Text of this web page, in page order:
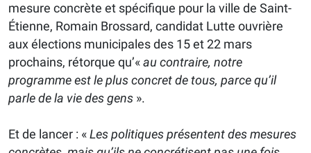
mesure concrète et spécifique pour la ville de Saint-
Étienne, Romain Brossard, candidat Lutte ouvrière
aux élections municipales des 15 et 22 mars
prochains, rétorque qu’«au contraire, notre
programme est le plus concret de tous, parce qu’il
parle de la vie des gens ».
Et de lancer : «Les politiques présentent des mesures